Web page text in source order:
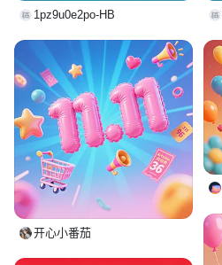
1pz9u0e2po-HB
开心小番茄